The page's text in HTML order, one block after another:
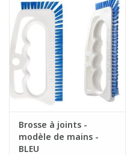
Mode d'emploi:
Pulvériser Blancor et, si
Laisser agir 5 à 10 minutes et
Brosse à joints -
modèle de mains -
BLEU